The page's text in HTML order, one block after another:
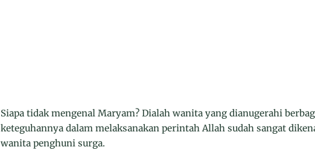
Siapa tidak mengenal Maryam? Dialah wanita yang dianugerahi
keteguhannya dalam melaksanakan perintah Allah sudah sangat
wanita penghuni surga.